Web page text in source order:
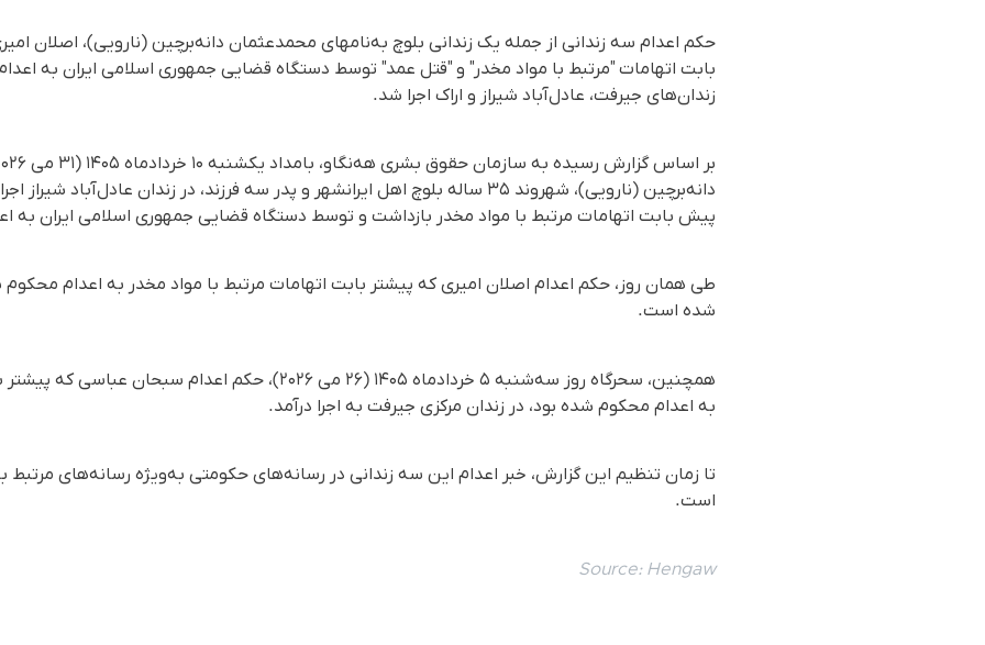
حکم اعدام سه زندانی از جمله یک زندانی بلوچ به‌نامهای محمدعثمان دانه‌برچین (نارویی)، اصلان
بابت اتهامات "مرتبط با مواد مخدر" و "قتل عمد" توسط دستگاه قضایی جمهوری اسلامی ایران به
زندان‌های جیرفت، عادل‌‌آباد شیراز و اراک اجرا شد.
دانه‌برچین (نارویی)، شهروند ۳۵ ساله بلوچ اهل ایرانشهر و پدر سه فرزند، در زندان
پیش بابت اتهامات مرتبط با مواد مخدر بازداشت و توسط دستگاه قضایی جمهوری اسلامی ایران به
طی همان روز، حکم اعدام اصلان امیری که پیشتر بابت اتهامات مرتبط با مواد مخدر به اعدام محکوم
شده است.
همچنین، سحرگاه روز سه‌شنبه ۵ خردادماه ۱۴۰۵ (۲۶ می ۲۰۲۶)، حکم
به اعدام محکوم شده بود، در زندان مرکزی جیرفت به اجرا درآمد.
تا زمان تنظیم این گزارش، خبر اعدام این سه زندانی در رسانه‌های حکومتی به‌ویژه رسانه‌های مرتبط
است.
Source: Hengaw